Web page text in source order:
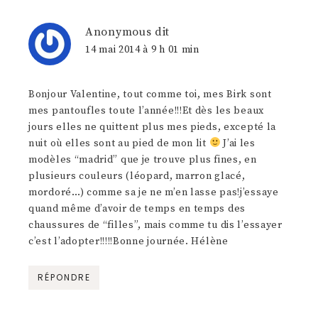
Anonymous dit
14 mai 2014 à 9 h 01 min
Bonjour Valentine, tout comme toi, mes Birk sont
mes pantoufles toute l’année!!!Et dès les beaux
jours elles ne quittent plus mes pieds, excepté la
nuit où elles sont au pied de mon lit
J’ai les
modèles “madrid” que je trouve plus fines, en
plusieurs couleurs (léopard, marron glacé,
mordoré…) comme sa je ne m’en lasse pas!j’essaye
quand même d’avoir de temps en temps des
chaussures de “filles”, mais comme tu dis l’essayer
c’est l’adopter!!!!!Bonne journée. Hélène
RÉPONDRE